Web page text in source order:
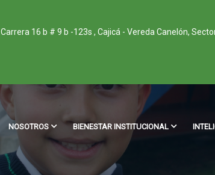
Carrera 16 b # 9 b -123s , Cajicá - Vereda Canelón,
NOSOTROS BIENESTAR INSTITUCIONAL